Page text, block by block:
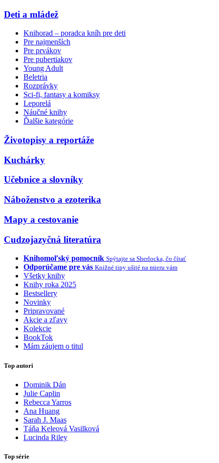
Deti a mládež
Knihorad – poradca kníh pre deti
Pre najmenších
Pre prvákov
Pre pubertiakov
Young Adult
Beletria
Rozprávky
Sci-fi, fantasy a komiksy
Leporelá
Náučné knihy
Ďalšie kategórie
Životopisy a reportáže
Kuchárky
Učebnice a slovníky
Náboženstvo a ezoterika
Mapy a cestovanie
Cudzojazyčná literatúra
Knihomoľský pomocník Spýtajte sa Sherlocka, čo čítať
Odporúčame pre vás Knižné tipy ušité na mieru vám
Všetky knihy
Knihy roka 2025
Bestsellery
Novinky
Pripravované
Akcie a zľavy
Kolekcie
BookTok
Mám záujem o titul
Top autori
Dominik Dán
Julie Caplin
Rebecca Yarros
Ana Huang
Sarah J. Maas
Táňa Keleová Vasilková
Lucinda Riley
Top série